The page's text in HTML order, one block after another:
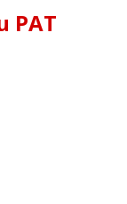
PAT